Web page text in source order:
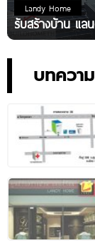
Landy Home
รับสร้างบ้าน แล
บทควา